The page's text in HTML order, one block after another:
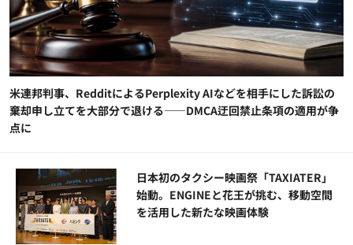
米連邦判事、RedditによるPerplexity AIなどを相手にした訴訟の
棄却申し立てを大部分で退ける——DMCA迂回禁止条項の適用が争
点に
日本初のタクシー映画祭「TAXIATER」
始動。ENGINEと花王が挑む、移動空間
を活用した新たな映画体験